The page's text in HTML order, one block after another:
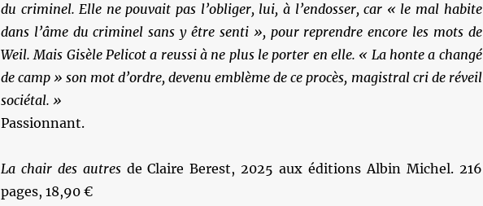
du criminel. Elle ne pouvait pas l’obliger, lui, à l’endosser, car « le mal habite
dans l’âme du criminel sans y être senti », pour reprendre encore les mots de
Weil. Mais Gisèle Pelicot a reussi à ne plus le porter en elle. « La honte a changé
de camp » son mot d’ordre, devenu emblème de ce procès, magistral cri de réveil
sociétal. »
Passionnant.
La chair des autresde Claire Berest, 2025 aux éditions Albin Michel. 216
pages, 18,90 €